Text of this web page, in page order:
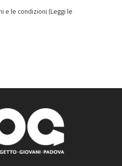
e le condizioni (Leggi le